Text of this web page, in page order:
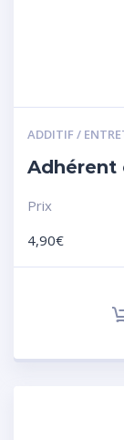
ADDITIF /
Adhérent
Prix
4,90€